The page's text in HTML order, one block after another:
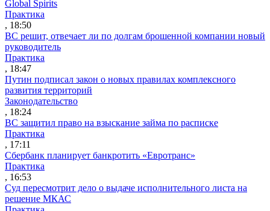
Global Spirits
Практика
, 18:50
ВС решит, отвечает ли по долгам брошенной компании новый
руководитель
Практика
, 18:47
Путин подписал закон о новых правилах комплексного
развития территорий
Законодательство
, 18:24
ВС защитил право на взыскание займа по расписке
Практика
, 17:11
Сбербанк планирует банкротить «Евротранс»
Практика
, 16:53
Суд пересмотрит дело о выдаче исполнительного листа на
решение МКАС